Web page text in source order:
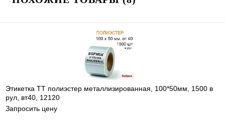
Этикетка ТТ полиэстер металлизированная, 100*50мм, 1500 в
рул, вт40, 12120
Запросить цену